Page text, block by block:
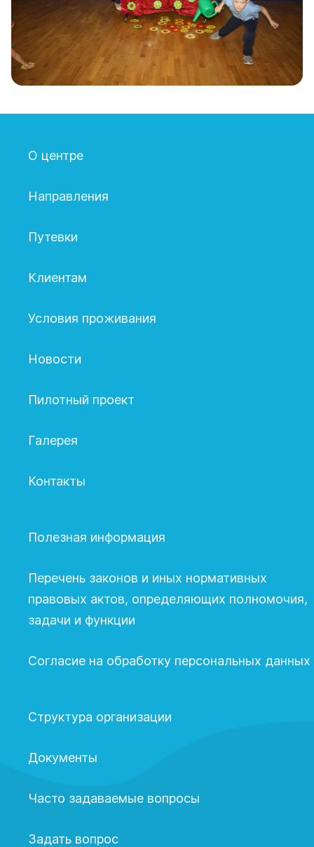
О центре
Направления
Путевки
Клиентам
Условия проживания
Новости
Пилотный проект
Галерея
Контакты
Полезная информация
Перечень законов и иных нормативных
правовых актов, определяющих полномочия,
задачи и функции
Согласие на обработку персональных данных
Структура организации
Документы
Часто задаваемые вопросы
Задать вопрос